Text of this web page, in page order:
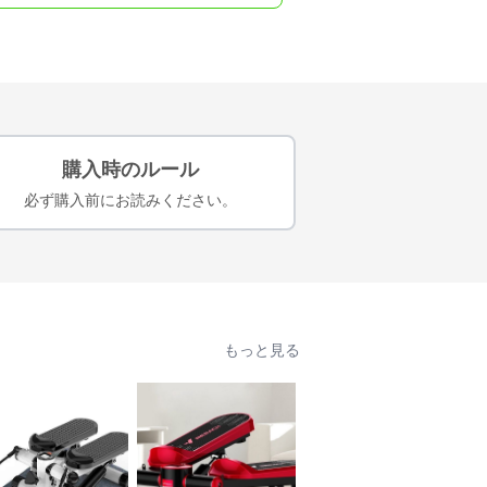
購入時のルール
必ず購入前にお読みください。
もっと見る